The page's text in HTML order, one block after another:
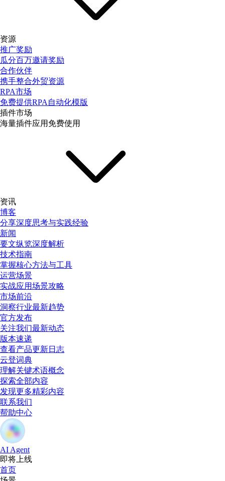
资源
推广奖励
瓜分百万邀请奖励
合作伙伴
携手整合外贸资源
RPA市场
免费提供RPA自动化模版
插件市场
海量插件应用免费使用
资讯
博客
分享深度思考与实践经验
新闻
要文纵览深度解析
技术指南
掌握核心方法与工具
运营场景
实战应用场景攻略
市场前沿
洞察行业最新趋势
官方发布
关注我们最新动态
版本速递
查看产品更新日志
云登词典
理解关键术语概念
探索全部内容
发现更多精彩内容
联系我们
帮助中心
AI Agent
即将上线
首页